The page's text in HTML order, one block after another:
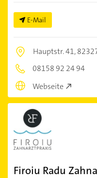
E-Mail
Hauptstr. 41,
08158 92 24 94
Webseite
Firoiu Radu